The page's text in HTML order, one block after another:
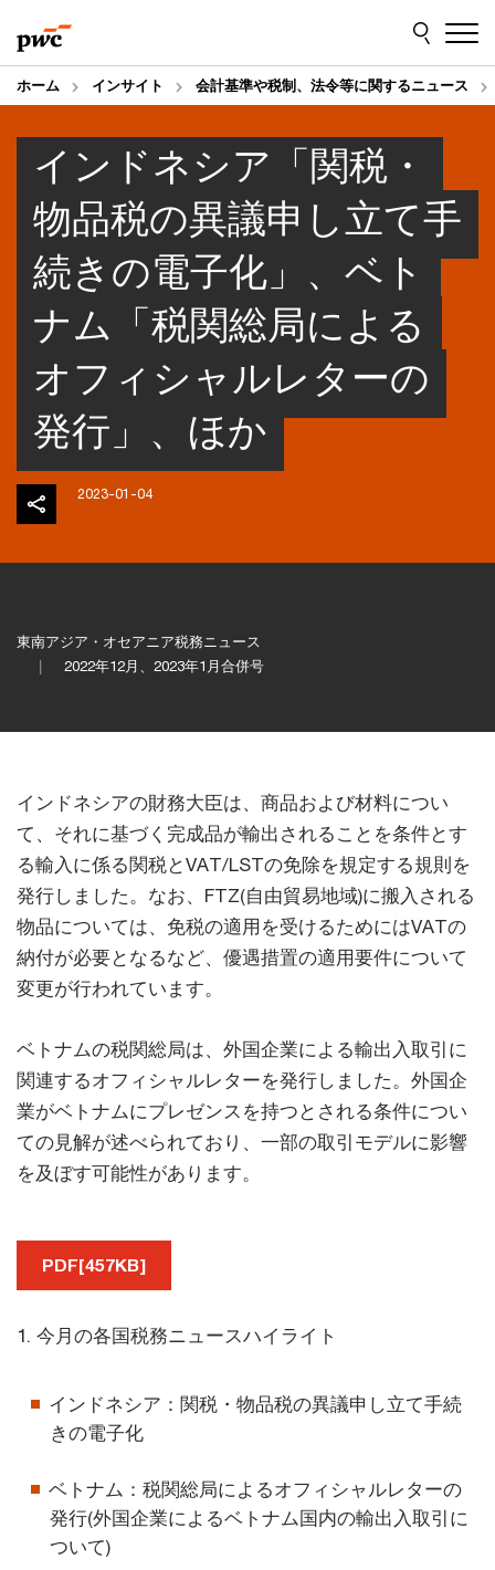
to
content
to
footer
ホーム インサイト 会計基準や税制、法令等に関するニュース
インドネシア「関税・
物品税の異議申し立て手
続きの電子化」、ベト
ナム「税関総局による
オフィシャルレターの
発行」、ほか
2023-01-04
東南アジア・オセアニア税務ニュース
2022年12月、2023年1月合併号
インドネシアの財務大臣は、商品および材料につい
て、それに基づく完成品が輸出されることを条件とす
る輸入に係る関税とVAT/LSTの免除を規定する規則を
発行しました。なお、FTZ(自由貿易地域)に搬入される
物品については、免税の適用を受けるためにはVATの
納付が必要となるなど、優遇措置の適用要件について
変更が行われています。
ベトナムの税関総局は、外国企業による輸出入取引に
関連するオフィシャルレターを発行しました。外国企
業がベトナムにプレゼンスを持つとされる条件につい
ての見解が述べられており、一部の取引モデルに影響
を及ぼす可能性があります。
PDF[457KB]
1. 今月の各国税務ニュースハイライト
インドネシア：関税・物品税の異議申し立て手続
きの電子化
ベトナム：税関総局によるオフィシャルレターの
発行(外国企業によるベトナム国内の輸出入取引に
ついて)